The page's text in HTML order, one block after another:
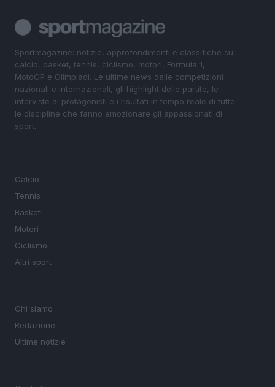
Sportmagazine: notizie, approfondimenti e classifiche su
calcio, basket, tennis, ciclismo, motori, Formula 1,
MotoGP e Olimpiadi. Le ultime news dalle competizioni
nazionali e internazionali, gli highlight delle partite, le
interviste ai protagonisti e i risultati in tempo reale di tutte
le discipline che fanno emozionare gli appassionati di
sport.
Calcio
Tennis
Basket
Motori
Ciclismo
Altri sport
Chi siamo
Redazione
Ultime notizie